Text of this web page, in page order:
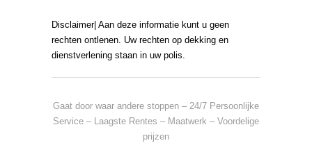
Disclaimer| Aan deze informatie kunt u geen
rechten ontlenen. Uw rechten op dekking en
dienstverlening staan in uw polis.
Gaat door waar andere stoppen – 24/7 Persoonlijke
Service – Laagste Rentes – Maatwerk – Voordelige
prijzen